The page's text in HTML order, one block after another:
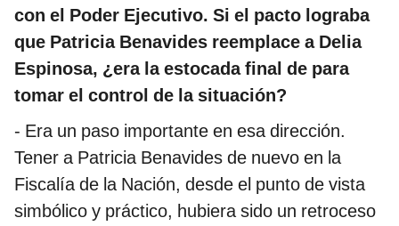
con el Poder Ejecutivo. Si el pacto lograba
que Patricia Benavides reemplace a Delia
Espinosa, ¿era la estocada final de para
tomar el control de la situación?
- Era un paso importante en esa dirección.
Tener a Patricia Benavides de nuevo en la
Fiscalía de la Nación, desde el punto de vista
simbólico y práctico, hubiera sido un retroceso